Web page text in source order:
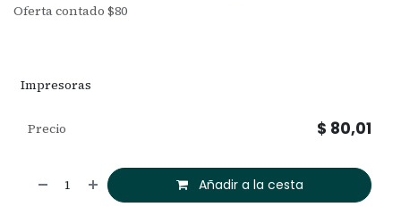
Oferta contado $80
Impresoras
Añadir a la cesta
Precio $ 80,01